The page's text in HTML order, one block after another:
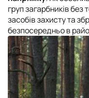
груп загарбників без
засобів захисту та
безпосередньо в